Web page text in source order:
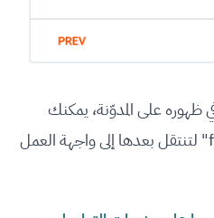
على المدوّنة، يمكنك
الضغط على زرّ الانتهاء "finish" لتنتقل بعدها إلى واجهة العمل